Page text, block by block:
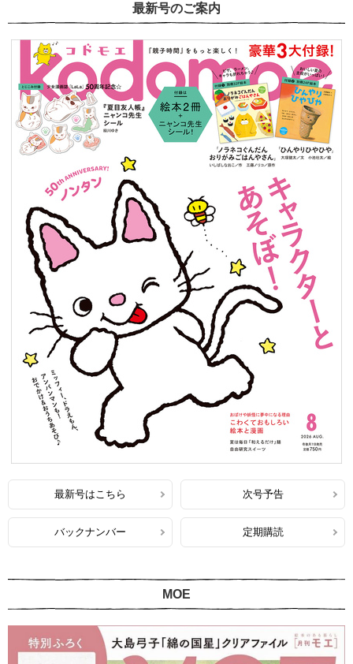
最新号のご案内
最新号はこちら 次号予告
バックナンバー 定期購読
MOE